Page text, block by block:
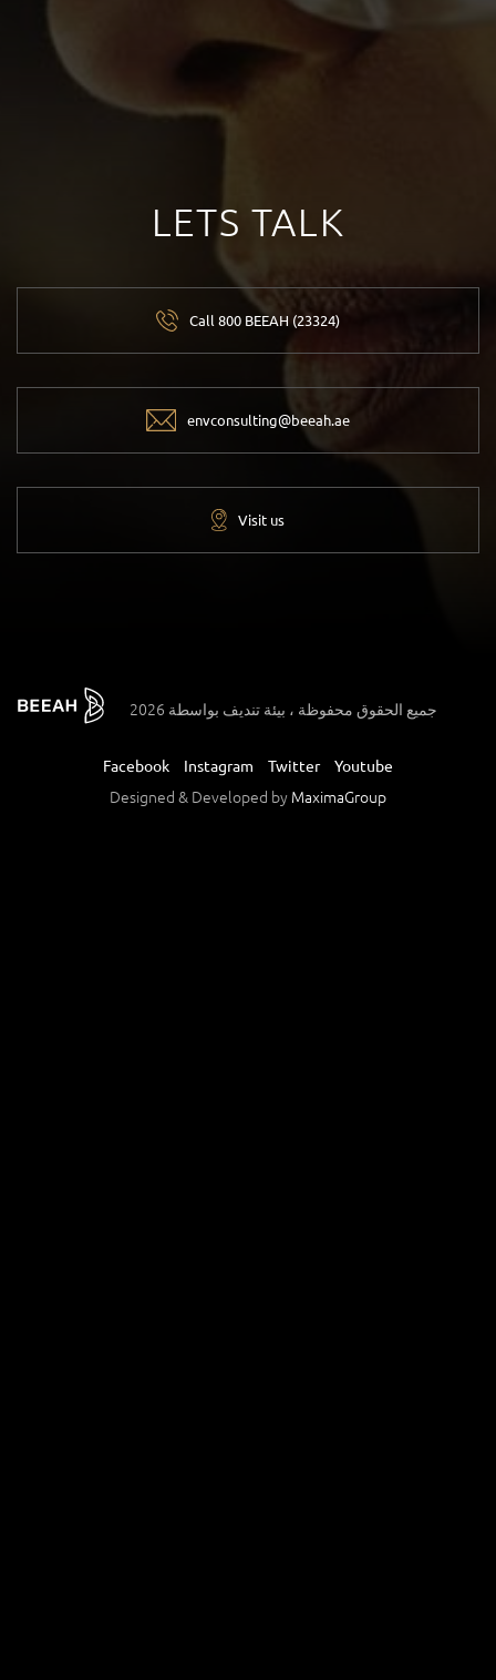
LETS TALK
Call 800 BEEAH (23324)
envconsulting@beeah.ae
Visit us
2026 جميع الحقوق محفوظة ، بيئة تنديف بواسطة
Facebook Instagram Twitter Youtube
Designed & Developed by MaximaGroup